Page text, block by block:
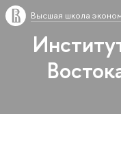
Высшая школа